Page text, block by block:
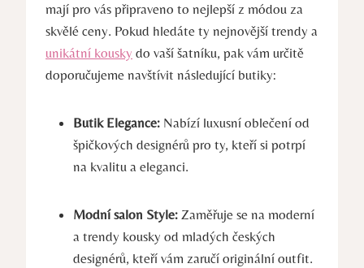
mají pro vás připraveno to nejlepší z módou za
skvělé ceny. Pokud hledáte ty nejnovější trendy a
unikátní kousky do vaší šatníku, pak vám určitě
doporučujeme navštívit následující butiky:
Butik Elegance: Nabízí luxusní oblečení od
špičkových designérů pro ty, kteří si potrpí
na kvalitu a eleganci.
Modní salon Style: Zaměřuje se na moderní
a trendy kousky od mladých českých
designérů, kteří vám zaručí originální outfit.